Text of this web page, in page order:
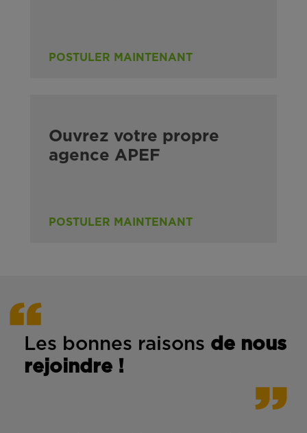
POSTULER MAINTENANT
Ouvrez votre propre
agence APEF
POSTULER MAINTENANT
Les bonnes raisons de nous
rejoindre !